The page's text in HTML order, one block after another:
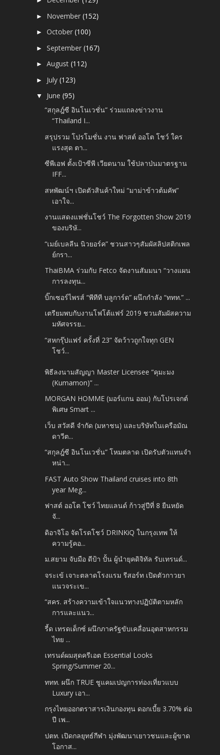
► November(152)
►October(100)
►September(167)
►August(112)
► July(123)
▼ June(95)
“สกุลฎ์ซี อินโนเวชั่น” ร่วมแถลงข่าวงาน
“Thailand I...
สรุปรวม โปรโมชั่น งาน ฟาสต์ ออโต โชว์ ใคร
แรงสุด ตา...
ซีพีเอฟ ตั้งเป้าซีพี เวียดนาม ใช้ปลาป่นมาตรฐาน
IFF...
สหพัฒน์ฯ เปิดตัวสินค้าใหม่ “มาม่าข้าวต้มคัพ”
เอาใจ...
งานแสดงแฟชั่นโชว์ The Forgotten Show 2019
ของบริษั...
“เมย์เบลลีน นิวยอร์ค” ชวนสาวๆสัมผัสลิปสติกเพล
ย์กรา...
ThaiBMA ร่วมกับ Fetco จัดงานสัมมนา “วางแผน
การลงทุน...
บิ๊กเซอร์ไพรส์ “พีทีที บลูการ์ด” ผนึกกำลัง “ททท.” ...
เตรียมพบกับงานโฟโต้แฟร์ 2019 ชวนสัมผัสความ
มหัศจรรย...
“สหกรุ๊ปแฟร์ ครั้งที่ 23” จัดว้าวถูกใจทุก GEN
โชว์...
พิธีลงนามสัญญา Master Licensee “คุมะมง
(Kumamon)” ...
MORGAN HOMME (มอร์แกน ออม) กับโปรเจกต์
พิเศษ Smart ...
เว็บ สวัสดี จำกัด (มหาชน) และบริษัทในเครือมัณ
ดาวีต...
“สกุลฎ์ซี อินโนเวชั่น” โหมตลาด เปิดรับตัวแทนจำ
หน่า...
FAST Auto Show Thailand cruises into 8th
year Meg...
ฟาสต์ ออโต โชว์ ไทยแลนด์ ก้าวสู่ปีที่ 8 ยืนหยัด
จั...
ดิอาจิโอ จัดโรดโชว์ DRINKiQ ในกรุงเทพ ให้
ความรู้คอ...
ม.สยาม จับมือ ดีป้า ปั้น ผู้นำยุคดิจิทัล รับเทรนด์...
จระเข้ เจาะตลาดโรงแรม รีสอร์ท เปิดตัวกาวยา
แนวจระเข...
“สคร. สร้างความเข้าใจแนวทางปฏิบัติตามหลัก
การและแนว...
รี้ด เทรดเด็กซ์ ผนึกภาครัฐขับเคลื่อนอุตสาหกรรม
ไทย ...
เทรนด์ผมสุดครีเอต Essential Looks
Spring/Summer 20...
ททท. ผนึก TRUE ชูแคมเปญการท่องเที่ยวแบบ
Luxury เอา...
กรุงไทยออกตราสารเงินกองทุน ดอกเบี้ย 3.70% ต่อ
ปี เพ...
ปตท. เปิดกลยุทธ์กีฬา มุ่งพัฒนาเยาวชนและผู้ขาด
โอกาส...